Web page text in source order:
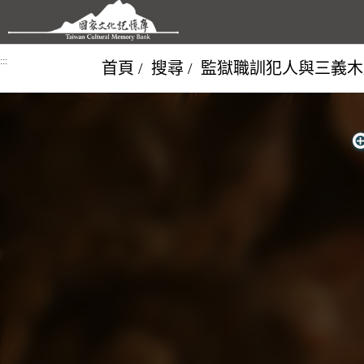
跳到主要內容區塊
::: 首頁 搜尋 監獄職訓犯人與三義